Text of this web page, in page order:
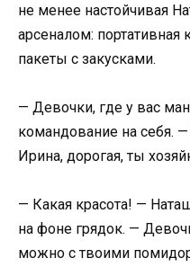
не менее настойчивая
арсеналом: портативная
пакеты с закусками.
— Девочки, где у вас
командование на себя.
Ирина, дорогая, ты
— Какая красота! —
на фоне грядок. —
можно с твоими